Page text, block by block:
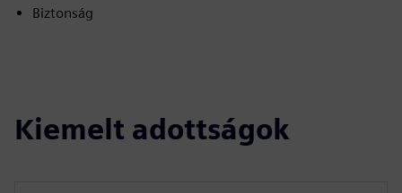
Biztonság
Kiemelt adottságok